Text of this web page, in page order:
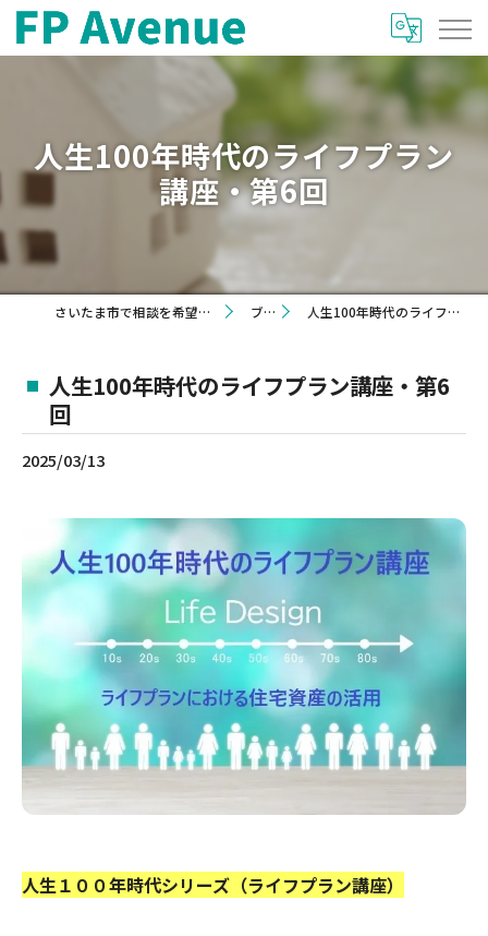
人生100年時代のライフプラン
講座・第6回
さいたま市で相談を希望するならFP Avenue ブログ 人生100年時代のライフプラン講座・第6回
人生100年時代のライフプラン講座・第6
回
2025/03/13
人生１００年時代シリーズ（ライフプラン講座）